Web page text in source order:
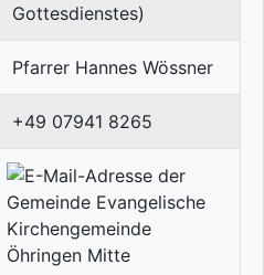
Gottesdienstes)
Pfarrer Hannes Wössner
+49 07941 8265